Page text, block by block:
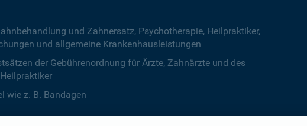
und Zahnersatz, Psychotherapie, Heilpraktiker,
und allgemeine Krankenhausleistungen
der Gebührenordnung für Ärzte, Zahnärzte und des
wie z. B. Bandagen